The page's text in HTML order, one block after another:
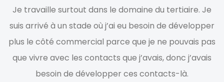
Je travaille surtout dans le domaine du tertiaire. Je
suis arrivé à un stade où j’ai eu besoin de développer
plus le côté commercial parce que je ne pouvais pas
que vivre avec les contacts que j’avais, donc j’avais
besoin de développer ces contacts-là.